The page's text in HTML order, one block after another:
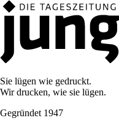
Sie lügen wie gedruckt.
Wir drucken, wie sie lügen.
Gegründet 1947